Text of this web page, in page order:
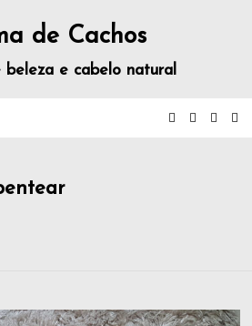
de Cachos
beleza e cabelo natural